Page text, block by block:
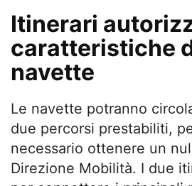
Itinerari
caratteristiche
navette
Le navette potranno
due percorsi prestabiliti,
necessario ottenere un
Direzione Mobilità. I due